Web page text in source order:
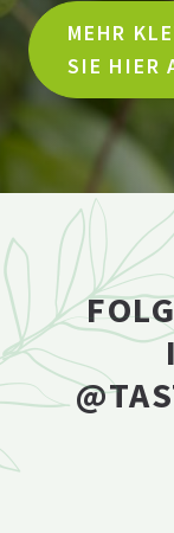
MEHR
SIE HIER